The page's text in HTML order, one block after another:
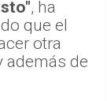
, ha
que el
otra
además de